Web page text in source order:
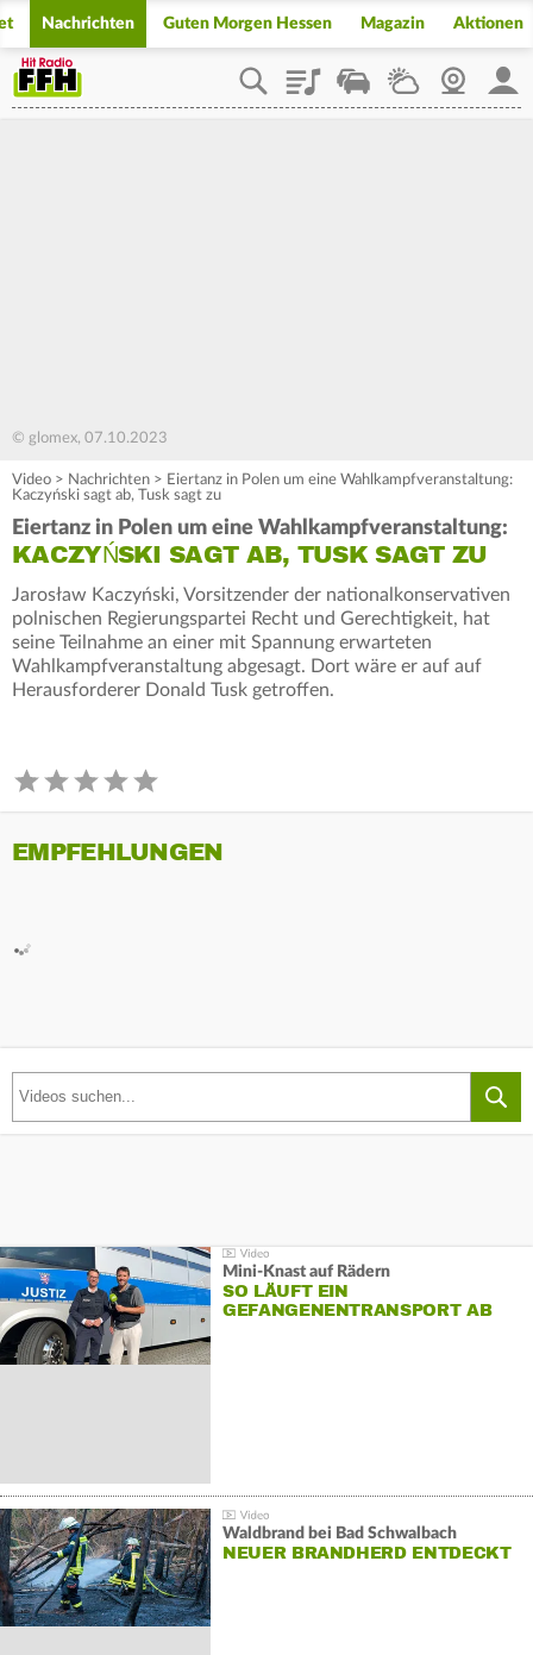
Nachrichten Guten Morgen Hessen Magazin Aktionen
PlaylistStaupilotWetterWebcam
© glomex, 07.10.2023
Video > Nachrichten > Eiertanz in Polen um eine Wahlkampfveranstaltung:
Kaczyński sagt ab, Tusk sagt zu
Eiertanz in Polen um eine Wahlkampfveranstaltung:
KACZYŃSKI SAGT AB, TUSK SAGT ZU
Jarosław Kaczyński, Vorsitzender der nationalkonservativen
polnischen Regierungspartei Recht und Gerechtigkeit, hat
seine Teilnahme an einer mit Spannung erwarteten
Wahlkampfveranstaltung abgesagt. Dort wäre er auf auf
Herausforderer Donald Tusk getroffen.
EMPFEHLUNGEN
Mini-Knast auf Rädern
SO LÄUFT EIN
GEFANGENENTRANSPORT AB
Waldbrand bei Bad Schwalbach
NEUER BRANDHERD ENTDECKT